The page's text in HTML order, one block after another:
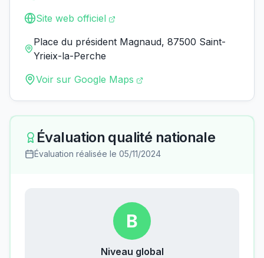
Site web officiel
Place du président Magnaud, 87500 Saint-
Yrieix-la-Perche
Voir sur Google Maps
Évaluation qualité nationale
Évaluation réalisée le 05/11/2024
B
Niveau global